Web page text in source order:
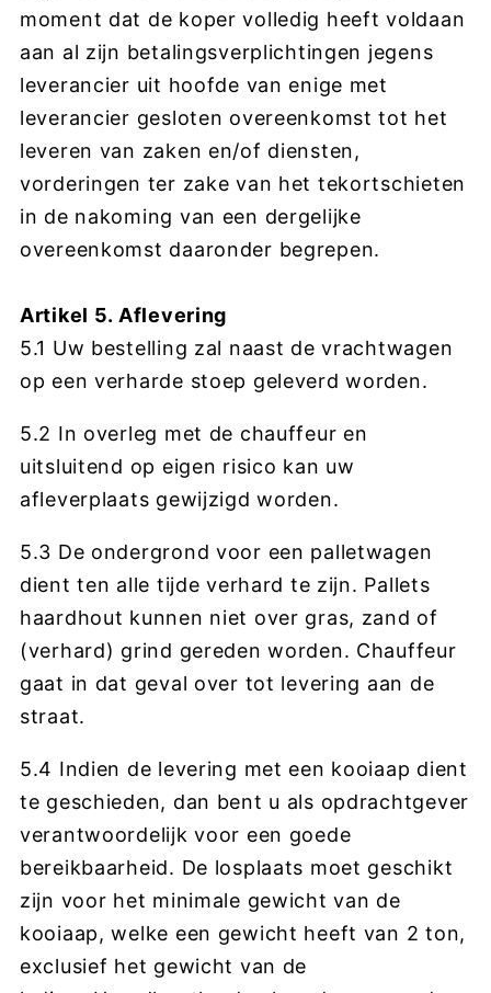
moment dat de koper volledig heeft voldaan
aan al zijn betalingsverplichtingen jegens
leverancier uit hoofde van enige met
leverancier gesloten overeenkomst tot het
leveren van zaken en/of diensten,
vorderingen ter zake van het tekortschieten
in de nakoming van een dergelijke
overeenkomst daaronder begrepen.
Artikel 5. Aflevering
5.1 Uw bestelling zal naast de vrachtwagen
op een verharde stoep geleverd worden.
5.2 In overleg met de chauffeur en
uitsluitend op eigen risico kan uw
afleverplaats gewijzigd worden.
5.3 De ondergrond voor een palletwagen
dient ten alle tijde verhard te zijn. Pallets
haardhout kunnen niet over gras, zand of
(verhard) grind gereden worden. Chauffeur
gaat in dat geval over tot levering aan de
straat.
5.4 Indien de levering met een kooiaap dient
te geschieden, dan bent u als opdrachtgever
verantwoordelijk voor een goede
bereikbaarheid. De losplaats moet geschikt
zijn voor het minimale gewicht van de
kooiaap, welke een gewicht heeft van 2 ton,
exclusief het gewicht van de